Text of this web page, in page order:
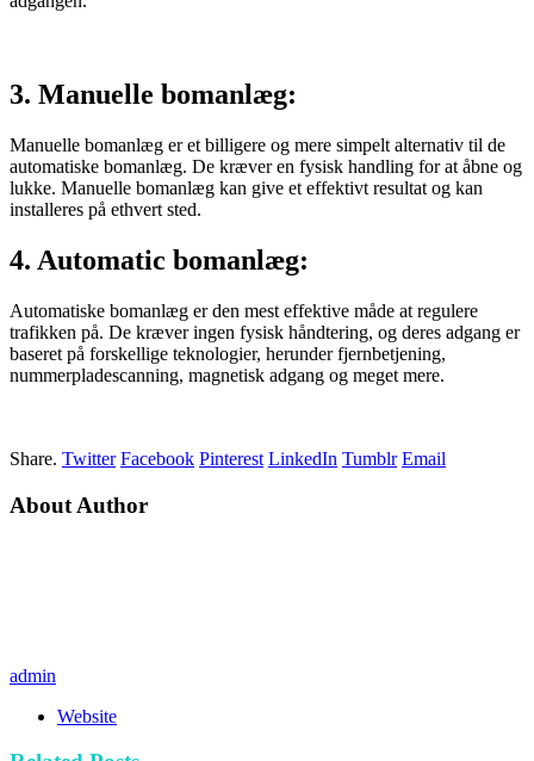
3. Manuelle bomanlæg:
Manuelle bomanlæg er et billigere og mere simpelt alternativ til de
automatiske bomanlæg. De kræver en fysisk handling for at åbne og
lukke. Manuelle bomanlæg kan give et effektivt resultat og kan
installeres på ethvert sted.
4. Automatic bomanlæg:
Automatiske bomanlæg er den mest effektive måde at regulere
trafikken på. De kræver ingen fysisk håndtering, og deres adgang er
baseret på forskellige teknologier, herunder fjernbetjening,
nummerpladescanning, magnetisk adgang og meget mere.
Share. Twitter Facebook Pinterest LinkedIn Tumblr Email
About Author
admin
Website